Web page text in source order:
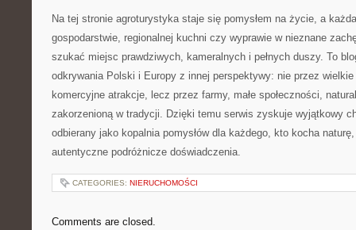
Na tej stronie agroturystyka staje się pomysłem na życie, a
gospodarstwie, regionalnej kuchni czy wyprawie w nieznane
szukać miejsc prawdziwych, kameralnych i pełnych duszy. To
odkrywania Polski i Europy z innej perspektywy: nie przez
komercyjne atrakcje, lecz przez farmy, małe społeczności,
zakorzenioną w tradycji. Dzięki temu serwis zyskuje wyjątkowy
odbierany jako kopalnia pomysłów dla każdego, kto kocha
autentyczne podróżnicze doświadczenia.
CATEGORIES: NIERUCHOMOŚCI
Comments are closed.